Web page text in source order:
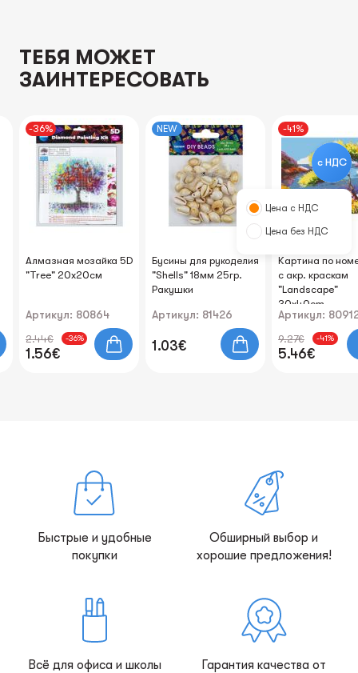
ТЕБЯ МОЖЕТ
ЗАИНТЕРЕСОВАТЬ
-36%
Алмазная мозайка 5D
"Tree" 20х20см
Артикул: 80864
2.44€ -36%
1.56€
NEW
Бусины для рукоделия
"Shells" 18мм 25гр.
Ракушки
Артикул: 81426
1.03€
-41%
Картина по
с акр. краскам
"Landscape"
30x40cm
Артикул:
9.27€ -41%
5.46€
с НДС
Цена с НДС
Цена без НДС
Быстрые и удобные
покупки
Обширный выбор и
хорошие предложения!
Всё для офиса и школы
Гарантия качества от